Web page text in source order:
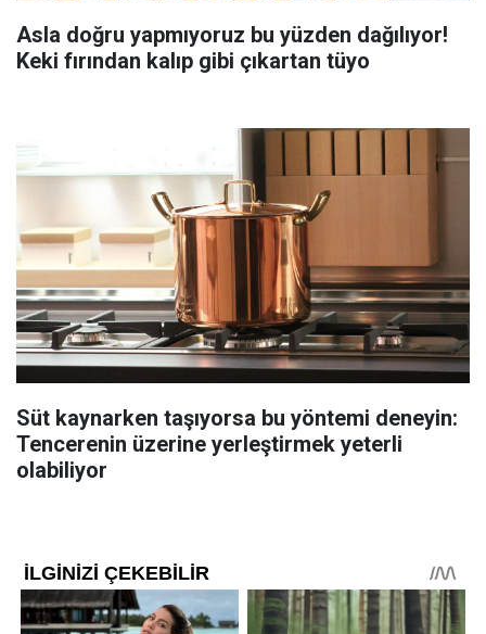
Asla doğru yapmıyoruz bu yüzden dağılıyor!
Keki fırından kalıp gibi çıkartan tüyo
Süt kaynarken taşıyorsa bu yöntemi deneyin:
Tencerenin üzerine yerleştirmek yeterli
olabiliyor